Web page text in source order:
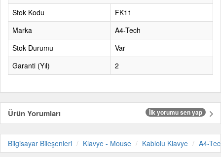
Stok Kodu
FK11
Marka
A4-Tech
Stok Durumu
Var
Garanti (Yıl)
2
Ürün Yorumları İlk yorumu sen yap
Bilgisayar Bileşenleri Klavye - Mouse Kablolu Klavye A4-